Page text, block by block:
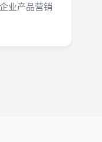
业产品营销